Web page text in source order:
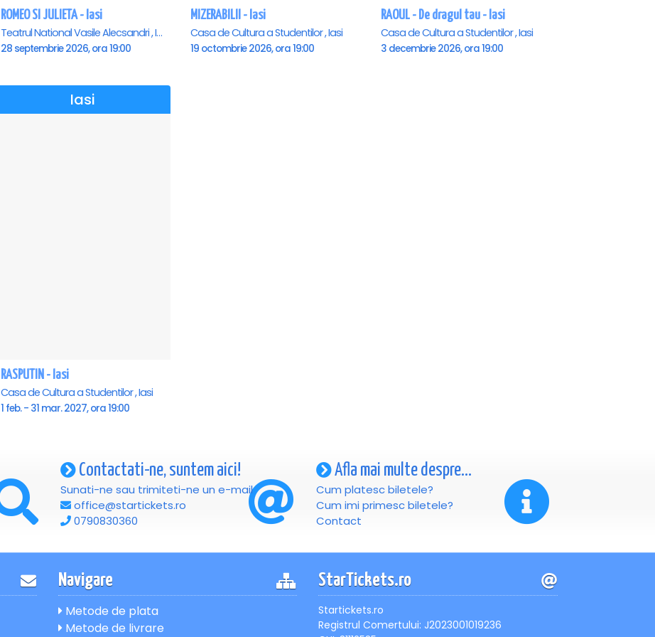
ROMEO SI JULIETA - Iasi
Teatrul National Vasile Alecsandri , Iasi
28 septembrie 2026, ora 19:00
MIZERABILII - Iasi
Casa de Cultura a Studentilor , Iasi
19 octombrie 2026, ora 19:00
RAOUL - De dragul tau - Iasi
Casa de Cultura a Studentilor , Iasi
3 decembrie 2026, ora 19:00
Iasi
RASPUTIN - Iasi
Casa de Cultura a Studentilor , Iasi
1 feb. - 31 mar. 2027, ora 19:00
Contactati-ne, suntem aici!
Sunati-ne sau trimiteti-ne un e-mail
office@startickets.ro
0790830360
Afla mai multe despre...
Cum platesc biletele?
Cum imi primesc biletele?
Contact
Navigare
Metode de plata
Metode de livrare
StarTickets.ro
Startickets.ro
Registrul Comertului: J2023001019236